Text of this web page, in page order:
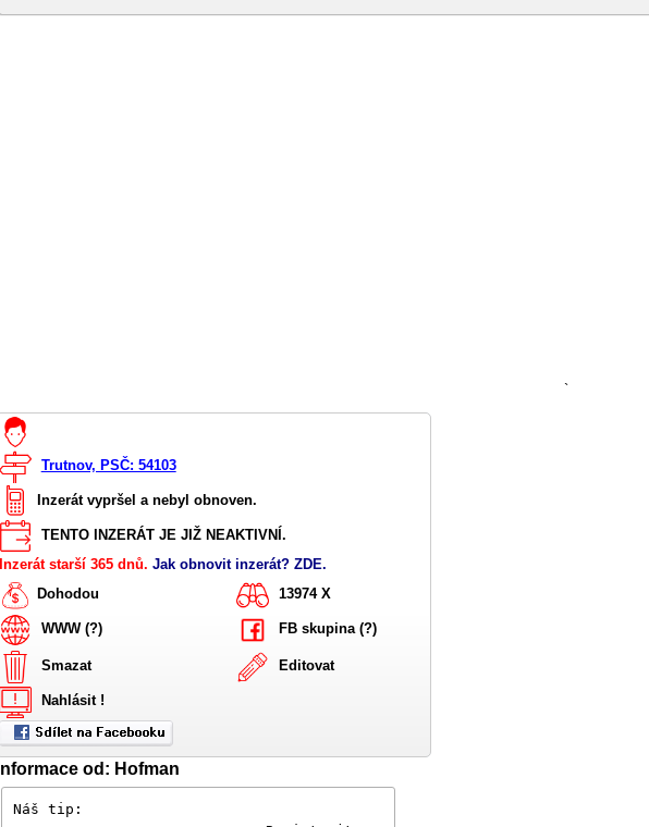
`
Trutnov, PSČ: 54103
Inzerát vypršel a nebyl obnoven.
TENTO INZERÁT JE JIŽ NEAKTIVNÍ.
Inzerát starší 365 dnů. Jak obnovit inzerát? ZDE.
Dohodou
13974 X
WWW (?) FB skupina (?)
Smazat Editovat
Nahlásit !
Informace od: Hofman